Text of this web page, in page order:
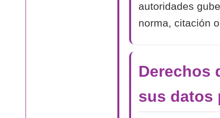
autoridades
norma, citación
Derechos
sus datos